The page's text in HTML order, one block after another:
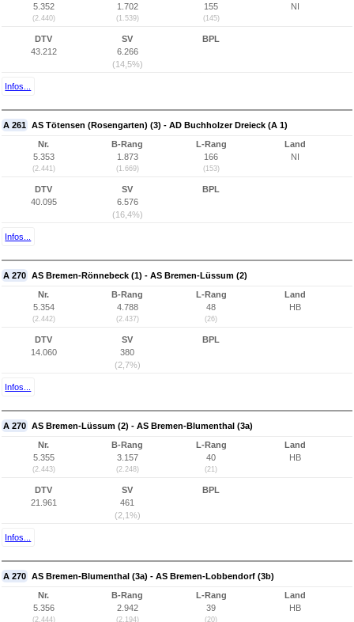
5.352
(2.440)
1.702
(1.539)
155
(145)
NI
DTV
43.212
SV
6.266
(14,5%)
BPL
Infos...
A 261 AS Tötensen (Rosengarten) (3) - AD Buchholzer Dreieck (A 1)
Nr.
5.353
(2.441)
B-Rang
1.873
(1.669)
L-Rang
166
(153)
Land
NI
DTV
40.095
SV
6.576
(16,4%)
BPL
Infos...
A 270 AS Bremen-Rönnebeck (1) - AS Bremen-Lüssum (2)
Nr.
5.354
(2.442)
B-Rang
4.788
(2.437)
L-Rang
48
(26)
Land
HB
DTV
14.060
SV
380
(2,7%)
BPL
Infos...
A 270 AS Bremen-Lüssum (2) - AS Bremen-Blumenthal (3a)
Nr.
5.355
(2.443)
B-Rang
3.157
(2.248)
L-Rang
40
(21)
Land
HB
DTV
21.961
SV
461
(2,1%)
BPL
Infos...
A 270 AS Bremen-Blumenthal (3a) - AS Bremen-Lobbendorf (3b)
Nr.
5.356
(2.444)
B-Rang
2.942
(2.194)
L-Rang
39
(20)
Land
HB